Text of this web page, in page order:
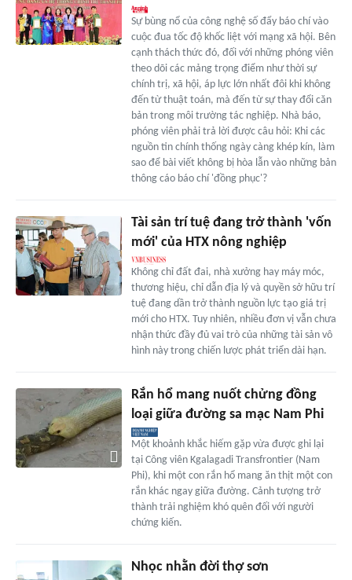
Sự bùng nổ của công nghệ số đẩy báo chí vào
cuộc đua tốc độ khốc liệt với mạng xã hội. Bên
cạnh thách thức đó, đối với những phóng viên
theo dõi các mảng trọng điểm như thời sự
chính trị, xã hội, áp lực lớn nhất đôi khi không
đến từ thuật toán, mà đến từ sự thay đổi căn
bản trong môi trường tác nghiệp. Nhà báo,
phóng viên phải trả lời được câu hỏi: Khi các
nguồn tin chính thống ngày càng khép kín, làm
sao để bài viết không bị hòa lẫn vào những bản
thông cáo báo chí 'đồng phục'?
Tài sản trí tuệ đang trở thành 'vốn
mới' của HTX nông nghiệp
Không chỉ đất đai, nhà xưởng hay máy móc,
thương hiệu, chỉ dẫn địa lý và quyền sở hữu trí
tuệ đang dần trở thành nguồn lực tạo giá trị
mới cho HTX. Tuy nhiên, nhiều đơn vị vẫn chưa
nhận thức đầy đủ vai trò của những tài sản vô
hình này trong chiến lược phát triển dài hạn.
Rắn hổ mang nuốt chửng đồng
loại giữa đường sa mạc Nam Phi
Một khoảnh khắc hiếm gặp vừa được ghi lại
tại Công viên Kgalagadi Transfrontier (Nam
Phi), khi một con rắn hổ mang ăn thịt một con
rắn khác ngay giữa đường. Cảnh tượng trở
thành trải nghiệm khó quên đối với người
chứng kiến.
Nhọc nhằn đời thợ sơn